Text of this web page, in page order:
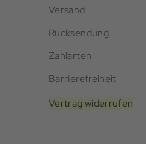
Versand
Rücksendung
Zahlarten
Barrierefreiheit
Vertrag widerrufen